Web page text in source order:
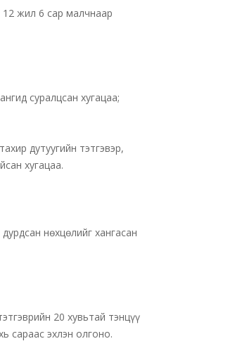
12 жил 6 сар малчнаар
суралцсан хугацаа;
дутуугийн тэтгэвэр,
хугацаа.
нөхцөлийг хангасан
20 хувьтай тэнцүү
сараас эхлэн олгоно.